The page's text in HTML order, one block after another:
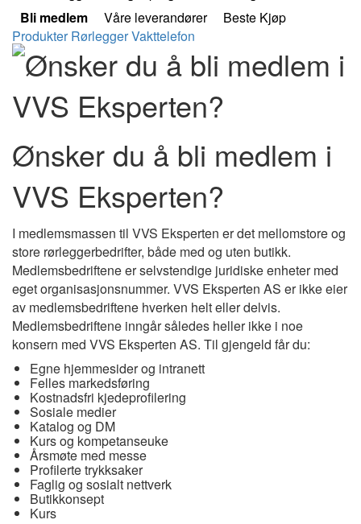
Bli medlem
Våre leverandører
Beste Kjøp
ProdukterRørleggerVakttelefon
Ønsker du å bli medlem i
VVS Eksperten?
I medlemsmassen til VVS Eksperten er det mellomstore og
store rørleggerbedrifter, både med og uten butikk.
Medlemsbedriftene er selvstendige juridiske enheter med
eget organisasjonsnummer. VVS Eksperten AS er ikke eier
av medlemsbedriftene hverken helt eller delvis.
Medlemsbedriftene inngår således heller ikke i noe
konsern med VVS Eksperten AS. Til gjengeld får du:
Egne hjemmesider og intranett
Felles markedsføring
Kostnadsfri kjedeprofilering
Sosiale medier
Katalog og DM
Kurs og kompetanseuke
Årsmøte med messe
Profilerte trykksaker
Faglig og sosialt nettverk
Butikkonsept
Kurs